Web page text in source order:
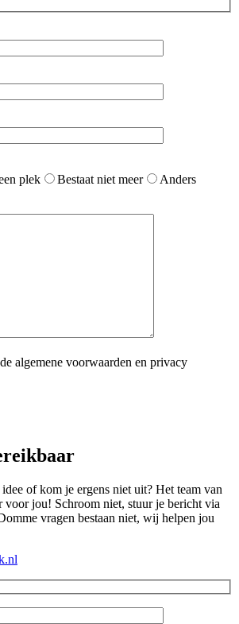
plek Bestaat niet meer
Anders
algemene voorwaarden en privacy
of kom je ergens niet uit? Het team van
voor jou! Schroom niet, stuur je bericht via
vragen bestaan niet, wij helpen jou